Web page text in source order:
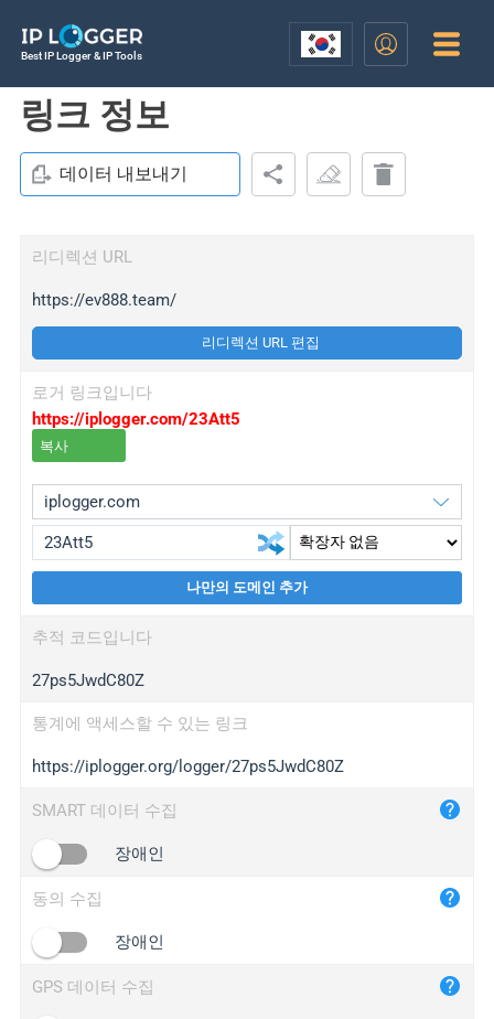
Best IP Logger & IP Tools
링크 정보
데이터 내보내기
리디렉션 URL
https://ev888.team/
리디렉션 URL 편집
로거 링크입니다
https://iplogger.com/23Att5
복사
wl.gl
ed.tc
bc.ax
iplogger.com
maper.info
2no.co
yip.su
iplogger.info
iplogger.cn
나만의 도메인 추가
추적 코드입니다
27ps5JwdC80Z
통계에 액세스할 수 있는 링크
https://iplogger.org/logger/27ps5JwdC80Z
SMART 데이터 수집
장애인
동의 수집
장애인
GPS 데이터 수집